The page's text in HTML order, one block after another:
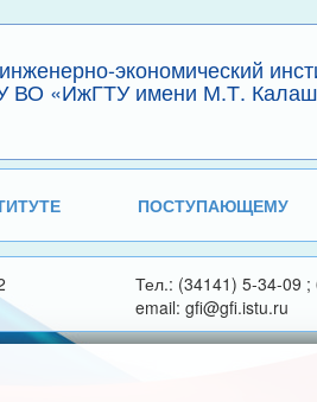
экономический
«ИжГТУ имени М.Т.
ПОСТУПАЮЩЕМУ
Тел.: (34141) 5-34-09
email: gfi@gfi.istu.ru